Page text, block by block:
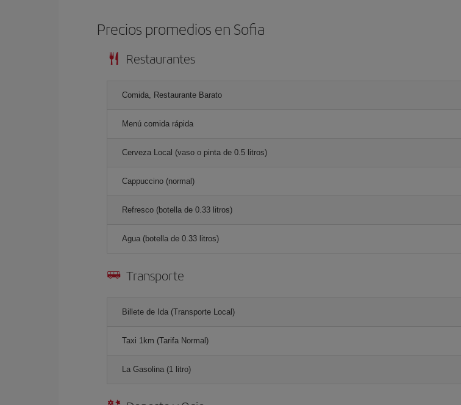
Precios promedios en Sofia
Restaurantes
Comida, Restaurante Barato
Menú comida rápida
Cerveza Local (vaso o pinta de 0.5 litros)
Cappuccino (normal)
Refresco (botella de 0.33 litros)
Agua (botella de 0.33 litros)
Transporte
Billete de Ida (Transporte Local)
Taxi 1km (Tarifa Normal)
La Gasolina (1 litro)